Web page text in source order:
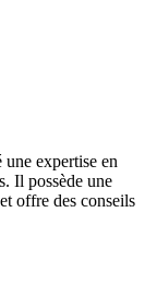
expertise en
Il possède une
offre des conseils